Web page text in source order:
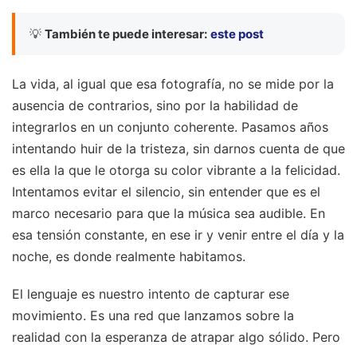
💡 También te puede interesar: este post
La vida, al igual que esa fotografía, no se mide por la
ausencia de contrarios, sino por la habilidad de
integrarlos en un conjunto coherente. Pasamos años
intentando huir de la tristeza, sin darnos cuenta de que
es ella la que le otorga su color vibrante a la felicidad.
Intentamos evitar el silencio, sin entender que es el
marco necesario para que la música sea audible. En
esa tensión constante, en ese ir y venir entre el día y la
noche, es donde realmente habitamos.
El lenguaje es nuestro intento de capturar ese
movimiento. Es una red que lanzamos sobre la
realidad con la esperanza de atrapar algo sólido. Pero